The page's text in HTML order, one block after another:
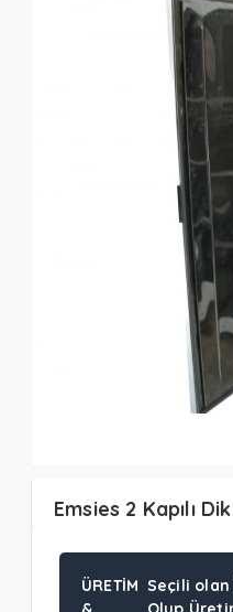
Emsies 2 Kapılı
ÜRETIM Seçili